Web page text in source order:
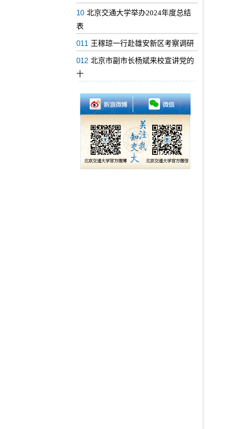
10 北京交通大学举办2024年度总结
表
011 王稼琼一行赴雄安新区考察调研
012 北京市副市长杨斌来校宣讲党的
十